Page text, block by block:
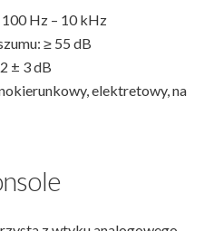
Hz – 10 kHz
≥ 55 dB
± 3 dB
elektretowy, na